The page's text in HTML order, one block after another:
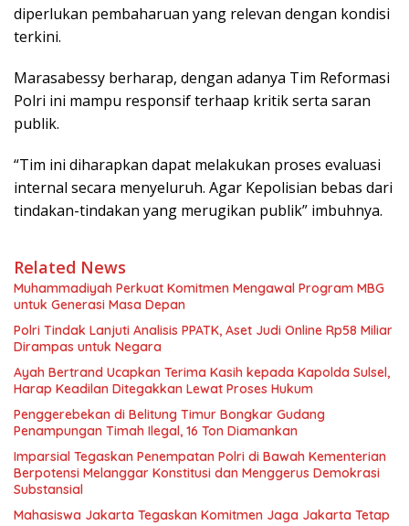
diperlukan pembaharuan yang relevan dengan kondisi
terkini.
Marasabessy berharap, dengan adanya Tim Reformasi
Polri ini mampu responsif terhaap kritik serta saran
publik.
“Tim ini diharapkan dapat melakukan proses evaluasi
internal secara menyeluruh. Agar Kepolisian bebas dari
tindakan-tindakan yang merugikan publik” imbuhnya.
Related News
Muhammadiyah Perkuat Komitmen Mengawal Program MBG
untuk Generasi Masa Depan
Polri Tindak Lanjuti Analisis PPATK, Aset Judi Online Rp58 Miliar
Dirampas untuk Negara
Ayah Bertrand Ucapkan Terima Kasih kepada Kapolda Sulsel,
Harap Keadilan Ditegakkan Lewat Proses Hukum
Penggerebekan di Belitung Timur Bongkar Gudang
Penampungan Timah Ilegal, 16 Ton Diamankan
Imparsial Tegaskan Penempatan Polri di Bawah Kementerian
Berpotensi Melanggar Konstitusi dan Menggerus Demokrasi
Substansial
Mahasiswa Jakarta Tegaskan Komitmen Jaga Jakarta Tetap